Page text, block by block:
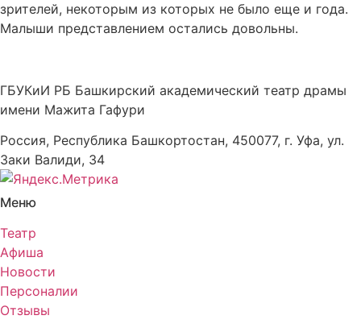
зрителей, некоторым из которых не было еще и года.
Малыши представлением остались довольны.
ГБУКиИ РБ Башкирский академический театр драмы
имени Мажита Гафури
Россия, Республика Башкортостан, 450077, г. Уфа, ул.
Заки Валиди, 34
Меню
Театр
Афиша
Новости
Персоналии
Отзывы